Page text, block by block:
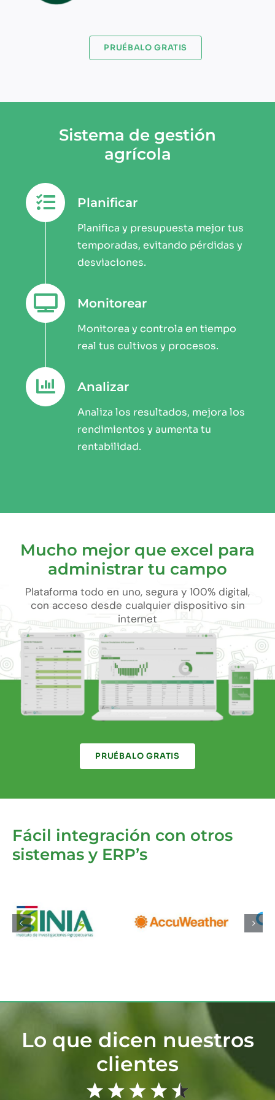
PRUÉBALO GRATIS
Sistema de gestión
agrícola
Planificar
Planifica y presupuesta mejor tus
temporadas, evitando pérdidas y
desviaciones.
Monitorear
Monitorea y controla en tiempo
real tus cultivos y procesos.
Analizar
Analiza los resultados, mejora los
rendimientos y aumenta tu
rentabilidad.
Mucho mejor que excel para
administrar tu campo
Plataforma todo en uno, segura y 100% digital,
con acceso desde cualquier dispositivo sin
internet
PRUÉBALO GRATIS
Fácil integración con otros
sistemas y ERP’s
Lo que dicen nuestros
clientes